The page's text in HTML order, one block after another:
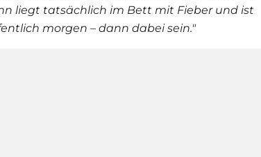
liegt tatsächlich im Bett mit Fieber und ist
morgen – dann dabei sein."